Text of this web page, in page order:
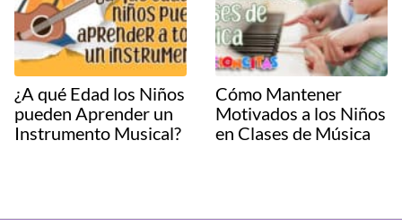
¿A qué Edad los Niños
pueden Aprender un
Instrumento Musical?
Cómo Mantener
Motivados a los Niños
en Clases de Música